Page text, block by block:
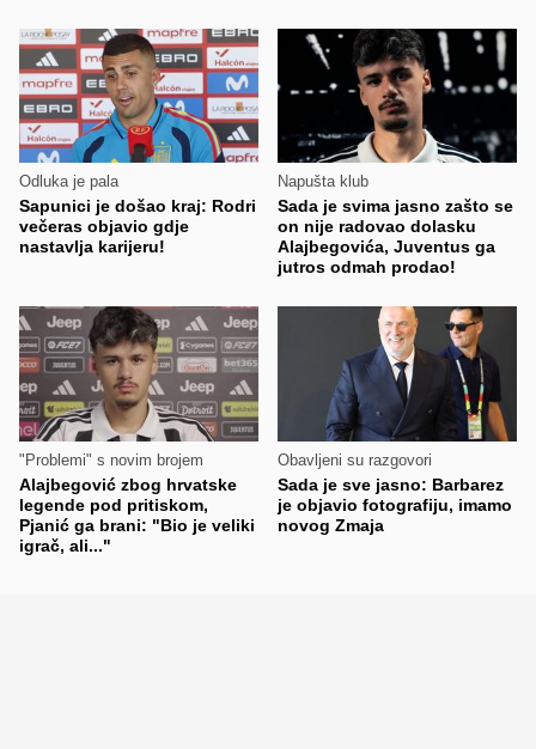
Odluka je pala
Sapunici je došao kraj: Rodri
večeras objavio gdje
nastavlja karijeru!
Napušta klub
Sada je svima jasno zašto se
on nije radovao dolasku
Alajbegovića, Juventus ga
jutros odmah prodao!
"Problemi" s novim brojem
Alajbegović zbog hrvatske
legende pod pritiskom,
Pjanić ga brani: "Bio je veliki
igrač, ali..."
Obavljeni su razgovori
Sada je sve jasno: Barbarez
je objavio fotografiju, imamo
novog Zmaja